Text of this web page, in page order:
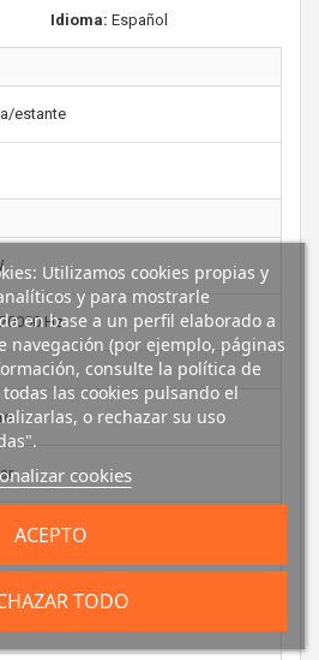
Idioma: Español
estante
Hz
Utilizamos cookies propias y
y para mostrarle
en base a un perfil elaborado a
navegación (por ejemplo, páginas
consulte la política de
las cookies pulsando el
o rechazar su uso
cookies
TODO
ACEPTO